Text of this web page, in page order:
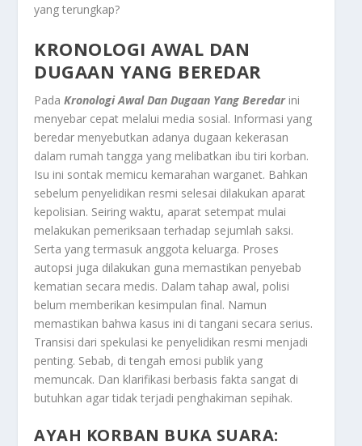
yang terungkap?
KRONOLOGI AWAL DAN
DUGAAN YANG BEREDAR
PadaKronologi Awal Dan Dugaan Yang Beredar ini
menyebar cepat melalui media sosial. Informasi yang
beredar menyebutkan adanya dugaan kekerasan
dalam rumah tangga yang melibatkan ibu tiri korban.
Isu ini sontak memicu kemarahan warganet. Bahkan
sebelum penyelidikan resmi selesai dilakukan aparat
kepolisian. Seiring waktu, aparat setempat mulai
melakukan pemeriksaan terhadap sejumlah saksi.
Serta yang termasuk anggota keluarga. Proses
autopsi juga dilakukan guna memastikan penyebab
kematian secara medis. Dalam tahap awal, polisi
belum memberikan kesimpulan final. Namun
memastikan bahwa kasus ini di tangani secara serius.
Transisi dari spekulasi ke penyelidikan resmi menjadi
penting. Sebab, di tengah emosi publik yang
memuncak. Dan klarifikasi berbasis fakta sangat di
butuhkan agar tidak terjadi penghakiman sepihak.
AYAH KORBAN BUKA SUARA: